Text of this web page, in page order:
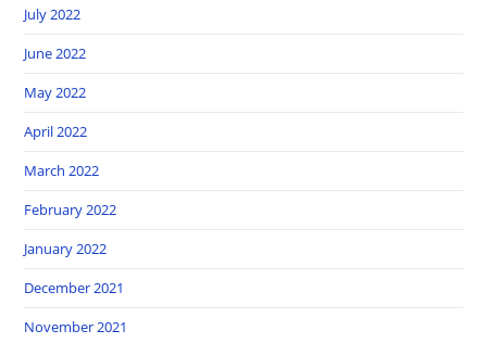
July 2022
June 2022
May 2022
April 2022
March 2022
February 2022
January 2022
December 2021
November 2021